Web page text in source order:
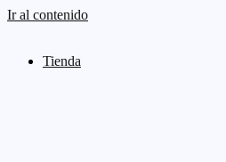
Ir al contenido
Tienda